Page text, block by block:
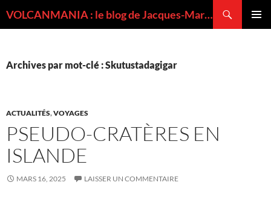
VOLCANMANIA : le blog de Jacques-Marie BARDINTZEFF, volcanologue
Archives par mot-clé : Skutustadagigar
ACTUALITÉS,VOYAGES
PSEUDO-CRATÈRES EN
ISLANDE
MARS 16, 2025 LAISSER UN COMMENTAIRE